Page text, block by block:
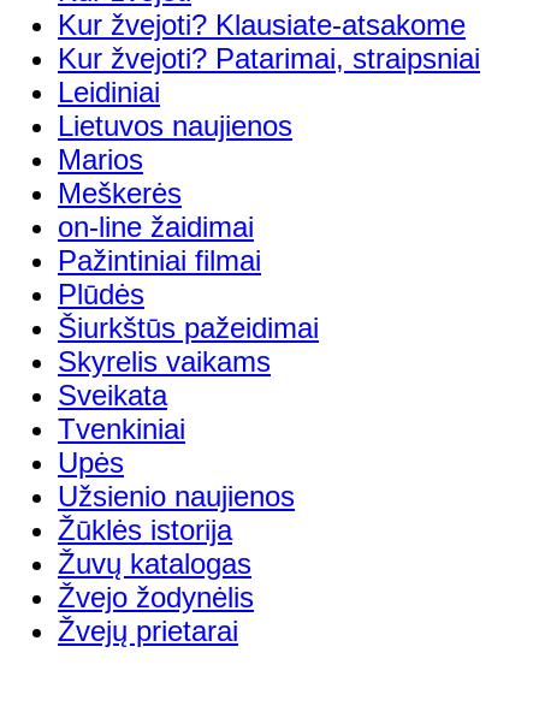
Kur žvejoti? Klausiate-atsakome
Kur žvejoti? Patarimai, straipsniai
Leidiniai
Lietuvos naujienos
Marios
Meškerės
on-line žaidimai
Pažintiniai filmai
Plūdės
Šiurkštūs pažeidimai
Skyrelis vaikams
Sveikata
Tvenkiniai
Upės
Užsienio naujienos
Žūklės istorija
Žuvų katalogas
Žvejo žodynėlis
Žvejų prietarai